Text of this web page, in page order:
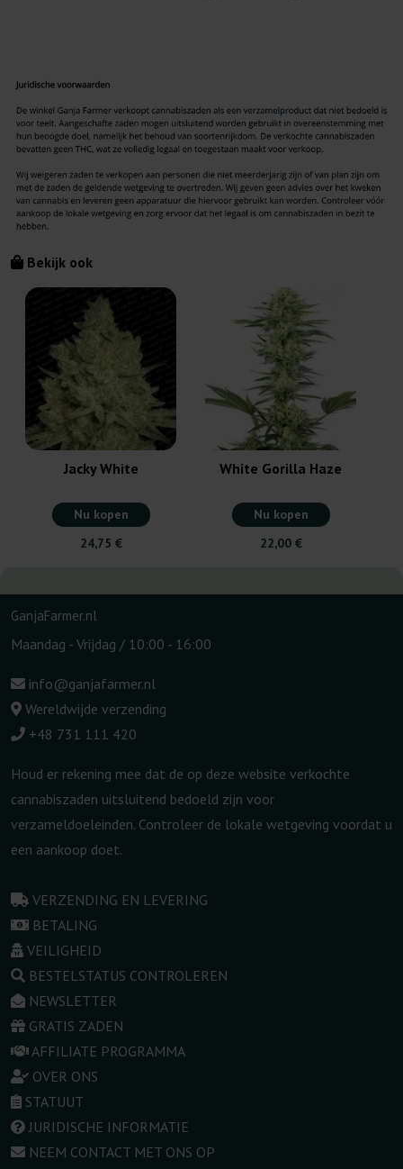
Bekijk ook
Jacky White
Nu kopen
24,75 €
White Gorilla Haze
Nu kopen
22,00 €
GanjaFarmer.nl
Maandag - Vrijdag / 10:00 - 16:00
info@ganjafarmer.nl
Wereldwijde verzending
+48 731 111 420
Houd er rekening mee dat de op deze website verkochte
cannabiszaden uitsluitend bedoeld zijn voor
verzameldoeleinden. Controleer de lokale wetgeving voordat u
een aankoop doet.
VERZENDING EN LEVERING
BETALING
VEILIGHEID
BESTELSTATUS CONTROLEREN
NEWSLETTER
GRATIS ZADEN
AFFILIATE PROGRAMMA
OVER ONS
STATUUT
JURIDISCHE INFORMATIE
NEEM CONTACT MET ONS OP